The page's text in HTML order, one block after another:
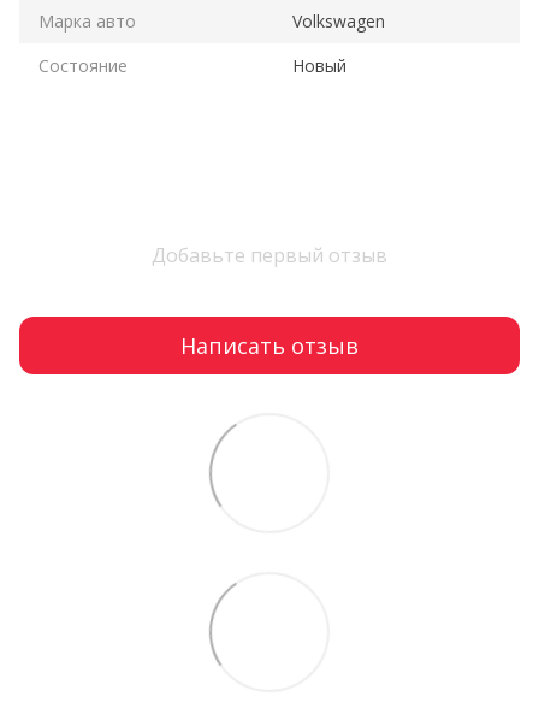
Марка авто
Volkswagen
Состояние
Новый
Добавьте первый отзыв
Написать отзыв